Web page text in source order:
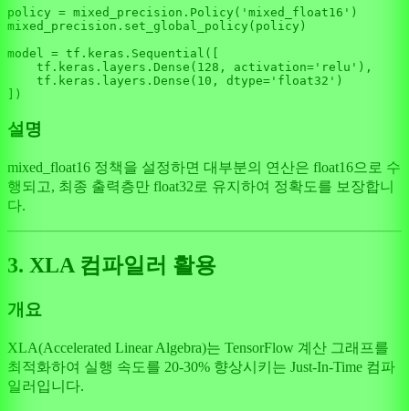
policy = mixed_precision.Policy( 'mixed_float16' )
mixed_precision.set_global_policy(policy)
model = tf.keras.Sequential([
    tf.keras.layers.Dense(
128 , activation= 'relu' ),
    tf.keras.layers.Dense(
10 , dtype= 'float32' )
설명
mixed_float16 정책을 설정하면 대부분의 연산은 float16으로 수
행되고, 최종 출력층만 float32로 유지하여 정확도를 보장합니
다.
3. XLA 컴파일러 활용
개요
XLA(Accelerated Linear Algebra)는 TensorFlow 계산 그래프를
최적화하여 실행 속도를 20-30% 향상시키는 Just-In-Time 컴파
일러입니다.